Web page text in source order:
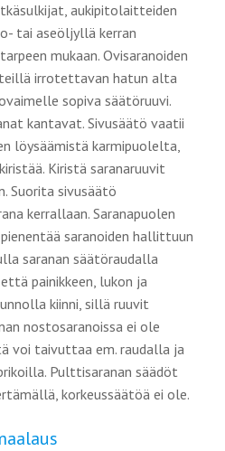
aukipitolaitteiden
tai aseöljyllä kerran
mukaan. Ovisaranoiden
irrotettavan hatun alta
sopiva säätöruuvi.
kantavat. Sivusäätö vaatii
löysäämistä karmipuolelta,
Kiristä saranaruuvit
Suorita sivusäätö
kerrallaan. Saranapuolen
saranoiden hallittuun
saranan säätöraudalla
painikkeen, lukon ja
kiinni, sillä ruuvit
nostosaranoissa ei ole
voi taivuttaa em. raudalla ja
Pulttisaranan säädöt
korkeussäätöä ei ole.